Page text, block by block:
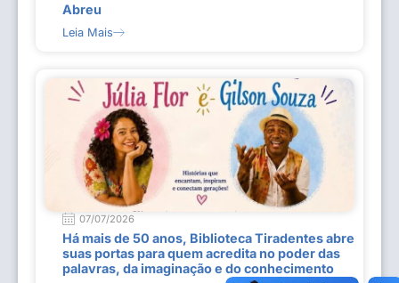
Abreu
Leia Mais
07/07/2026
Há mais de 50 anos, Biblioteca Tiradentes abre
suas portas para quem acredita no poder das
palavras, da imaginação e do conhecimento